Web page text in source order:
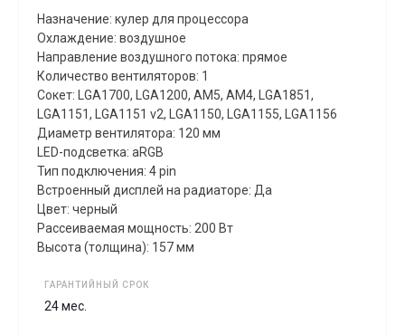
Назначение: кулер для процессора
Охлаждение: воздушное
Направление воздушного потока: прямое
Количество вентиляторов: 1
Сокет: LGA1700, LGA1200, AM5, AM4, LGA1851,
LGA1151, LGA1151 v2, LGA1150, LGA1155, LGA1156
Диаметр вентилятора: 120 мм
LED-подсветка: aRGB
Тип подключения: 4 pin
Встроенный дисплей на радиаторе: Да
Цвет: черный
Рассеиваемая мощность: 200 Вт
Высота (толщина): 157 мм
ГАРАНТИЙНЫЙ СРОК
24 мес.